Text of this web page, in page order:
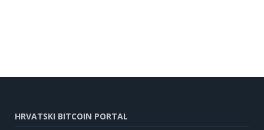
HRVATSKI BITCOIN PORTAL